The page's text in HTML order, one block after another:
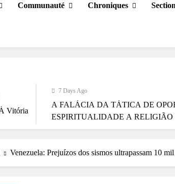
Communauté Chroniques
A FALÁCIA DA TÁTICA DE OPOR
ESPIRITUALIDADE A RELIGIÃO
Venezuela: Prejuízos dos sismos ultrapassam 10